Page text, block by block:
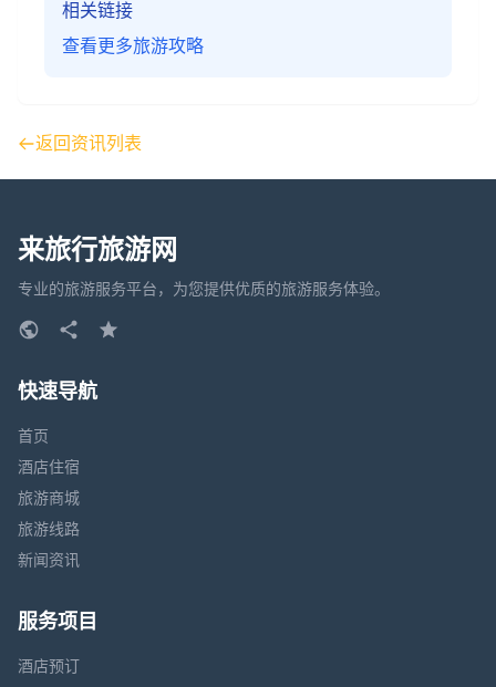
相关链接
查看更多旅游攻略
返回资讯列表
来旅行旅游网
专业的旅游服务平台，为您提供优质的旅游服务体验。
快速导航
首页
酒店住宿
旅游商城
旅游线路
新闻资讯
服务项目
酒店预订